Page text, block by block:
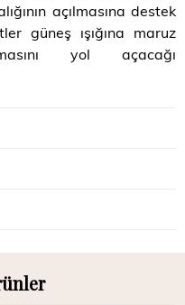
açılmasına destek
güneş ışığına maruz
yol açacağı